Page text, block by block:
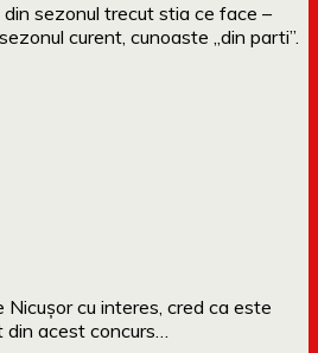
din sezonul trecut stia ce face –
curent, cunoaste „din parti”.
Nicușor cu interes, cred ca este
din acest concurs…